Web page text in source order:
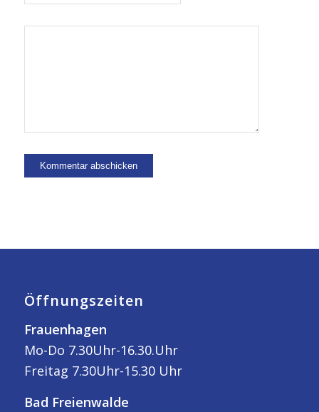
Öffnungszeiten
Frauenhagen
Mo-Do 7.30Uhr-16.30.Uhr
Freitag 7.30Uhr-15.30 Uhr
Bad Freienwalde